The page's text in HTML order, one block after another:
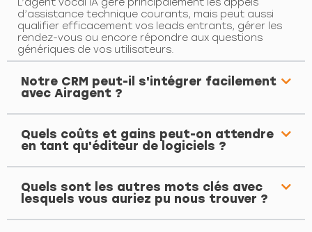
L’agent vocal IA gère principalement les appels
d’assistance technique courants, mais peut aussi
qualifier efficacement vos leads entrants, gérer les
rendez-vous ou encore répondre aux questions
génériques de vos utilisateurs.
Notre CRM peut-il s'intégrer facilement
avec Airagent ?
Quels coûts et gains peut-on attendre
en tant qu'éditeur de logiciels ?
Quels sont les autres mots clés avec
lesquels vous auriez pu nous trouver ?